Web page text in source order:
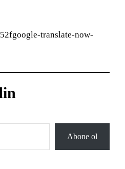
translate-now-
Abone ol